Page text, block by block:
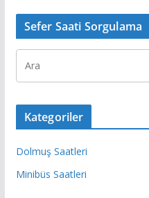
Sefer Saati Sorgulama
Kategoriler
Dolmuş Saatleri
Minibüs Saatleri